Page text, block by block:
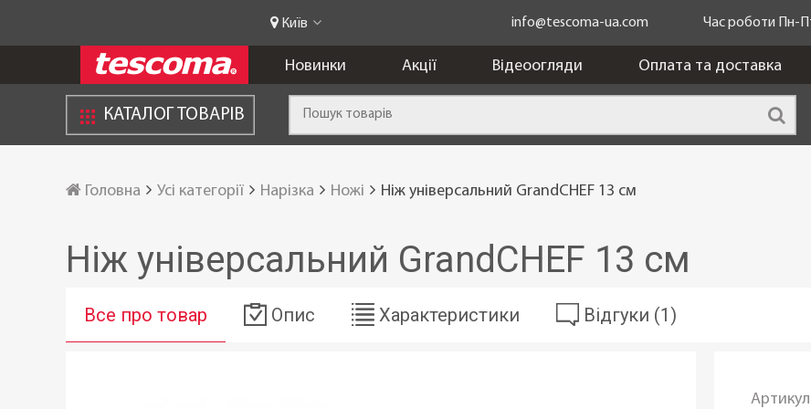
Київ info@tescoma-ua.com Час роботи Пн-
Новинки Акції Відеоогляди Оплата та доставка
КАТАЛОГ ТОВАРІВ
Головна Усі категорії Нарізка Ножі Ніж універсальний GrandCHEF 13 см
Ніж універсальний GrandCHEF 13 см
Все про товар Опис Характеристики Відгуки (1)